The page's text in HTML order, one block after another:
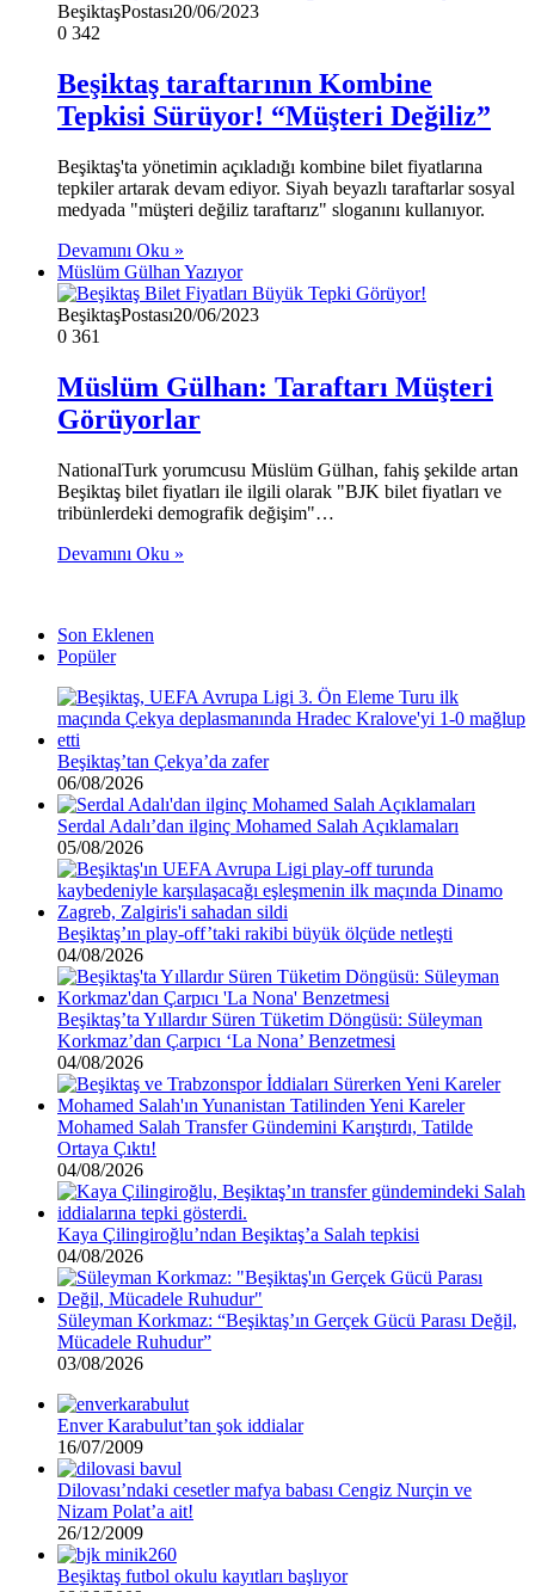
BeşiktaşPostası20/06/2023
0 342
Beşiktaş taraftarının Kombine
Tepkisi Sürüyor! “Müşteri Değiliz”
Beşiktaş'ta yönetimin açıkladığı kombine bilet fiyatlarına
tepkiler artarak devam ediyor. Siyah beyazlı taraftarlar sosyal
medyada "müşteri değiliz taraftarız" sloganını kullanıyor.
Devamını Oku »
Müslüm Gülhan Yazıyor
BeşiktaşPostası20/06/2023
0 361
Müslüm Gülhan: Taraftarı Müşteri
Görüyorlar
NationalTurk yorumcusu Müslüm Gülhan, fahiş şekilde artan
Beşiktaş bilet fiyatları ile ilgili olarak "BJK bilet fiyatları ve
tribünlerdeki demografik değişim"…
Devamını Oku »
Son Eklenen
Popüler
Beşiktaş’tan Çekya’da zafer
06/08/2026
Serdal Adalı’dan ilginç Mohamed Salah Açıklamaları
05/08/2026
Beşiktaş’ın play-off’taki rakibi büyük ölçüde netleşti
04/08/2026
Beşiktaş’ta Yıllardır Süren Tüketim Döngüsü: Süleyman
Korkmaz’dan Çarpıcı ‘La Nona’ Benzetmesi
04/08/2026
Mohamed Salah Transfer Gündemini Karıştırdı, Tatilde
Ortaya Çıktı!
04/08/2026
Kaya Çilingiroğlu’ndan Beşiktaş’a Salah tepkisi
04/08/2026
Süleyman Korkmaz: “Beşiktaş’ın Gerçek Gücü Parası Değil,
Mücadele Ruhudur”
03/08/2026
Enver Karabulut’tan şok iddialar
16/07/2009
Dilovası’ndaki cesetler mafya babası Cengiz Nurçin ve
Nizam Polat’a ait!
26/12/2009
Beşiktaş futbol okulu kayıtları başlıyor